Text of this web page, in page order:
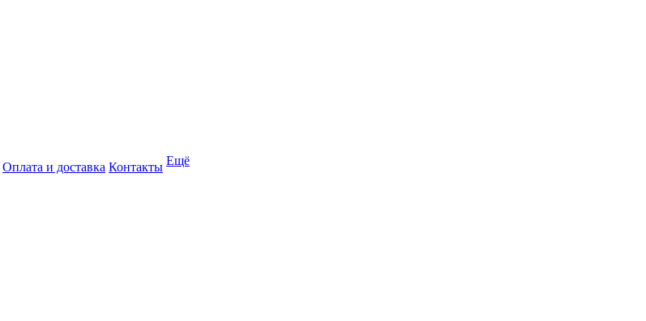
Оплата и доставка Контакты Ещё